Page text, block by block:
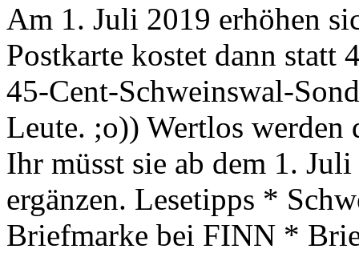
Am 1. Juli 2019 erhöhen
Postkarte kostet dann statt
45-Cent-Schweinswal-
Leute. ;o)) Wertlos
Ihr müsst sie ab dem 1.
ergänzen. Lesetipps *
Briefmarke bei FINN *